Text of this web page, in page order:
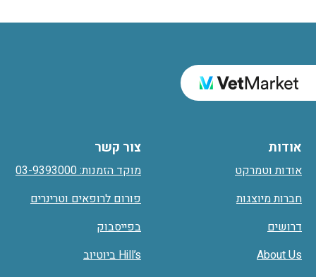
אודות
אודות וטמרקט
חברות מיוצגות
דרושים
About Us
צור קשר
מוקד הזמנות: 03-9393000
פורום לרופאים וטרינרים
בפייסבוק
Hill’s ביוטיוב